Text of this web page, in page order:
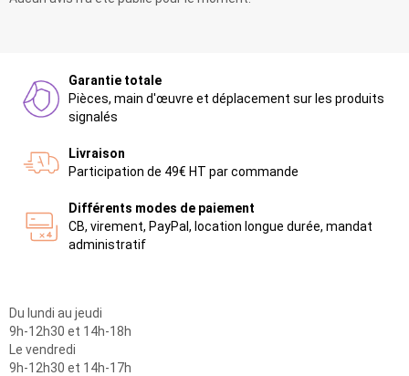
Garantie totale
Pièces, main d'œuvre et déplacement sur les produits
signalés
Livraison
Participation de 49€ HT par commande
Différents modes de paiement
CB, virement, PayPal, location longue durée, mandat
administratif
Du lundi au jeudi
9h-12h30 et 14h-18h
Le vendredi
9h-12h30 et 14h-17h